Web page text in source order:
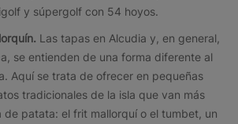
y súpergolf con 54 hoyos.
Las tapas en Alcudia y, en general,
se entienden de una forma diferente al
Aquí se trata de ofrecer en pequeñas
tradicionales de la isla que van más
de patata: el frit mallorquí o el tumbet, un